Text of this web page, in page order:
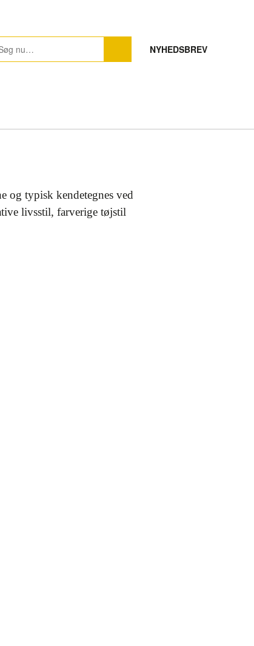
NYHEDSBREV
og typisk kendetegnes ved
livsstil, farverige tøjstil